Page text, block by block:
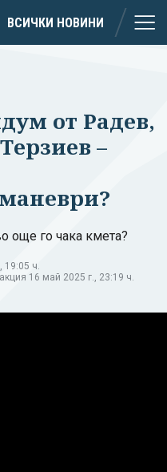
ВСИЧКИ НОВИНИ
от Радев,
–
още го чака кмета?
19:05 ч.
16 май 2025 г., 23:19 ч.